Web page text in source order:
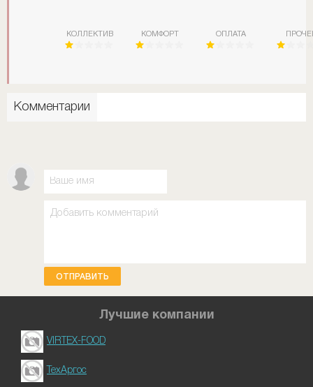
КОЛЛЕКТИВ КОМФОРТ ОПЛАТА
Комментарии
ОТПРАВИТЬ
Лучшие компании
VIRTEX-FOOD
ТехАргос